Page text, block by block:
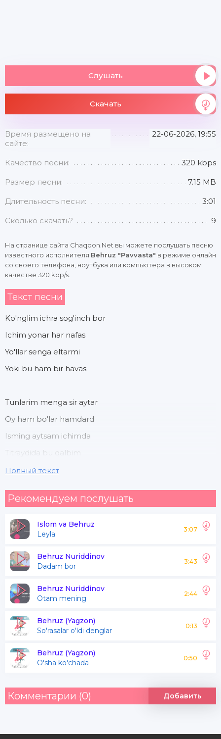
Слушать
Скачать
Время размещено на
сайте:
22-06-2026, 19:55
Качество песни: 320 kbps
Размер песни: 7.15 MB
Длительность песни: 3:01
Сколько скачать? 9
На странице сайта Chaqqon.Net вы можете послушать песню
известного исполнителя Behruz "Pavvasta" в режиме онлайн
со своего телефона, ноутбука или компьютера в высоком
качестве 320 kbp/s.
Текст песни
Ko'nglim ichra sog'inch bor
Ichim yonar har nafas
Yo'llar senga eltarmi
Yoki bu ham bir havas
Tunlarim menga sir aytar
Oy ham bo'lar hamdard
Isming aytsam ichimda
Titraydida bu qalbim
Yor uchun asta asta
Noznanin yorim manga
Kela qolmas bir pasda
Har qadamda payvasta
Yor uchun asta asta
Noznanin yorim manga
Kela qolmas bir pasda
Kel bir pasda jonim yur
Har qadamim sen tomon
To'xtamasman hech qachon
Полный текст
Рекомендуем послушать
Islom va Behruz
Leyla
3:07
Behruz Nuriddinov
Dadam bor
3:43
Behruz Nuriddinov
Otam mening
2:44
Behruz (Yagzon)
So'rasalar o'ldi denglar
0:13
Behruz (Yagzon)
O'sha ko'chada
0:50
Комментарии (0) Добавить